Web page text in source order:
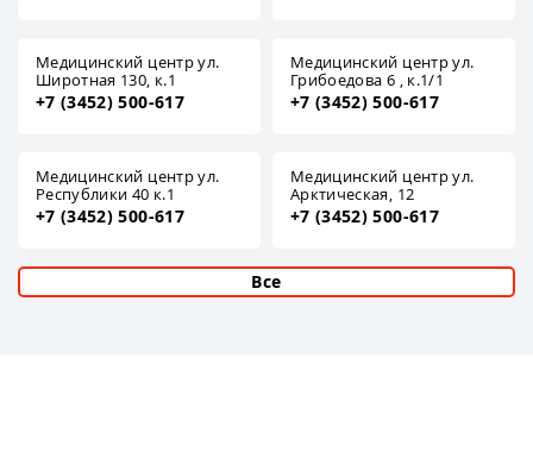
Медицинский центр ул.
Широтная 130, к.1
+7 (3452) 500-617
Медицинский центр ул.
Грибоедова 6 , к.1/1
+7 (3452) 500-617
Медицинский центр ул.
Республики 40 к.1
+7 (3452) 500-617
Медицинский центр ул.
Арктическая, 12
+7 (3452) 500-617
Все